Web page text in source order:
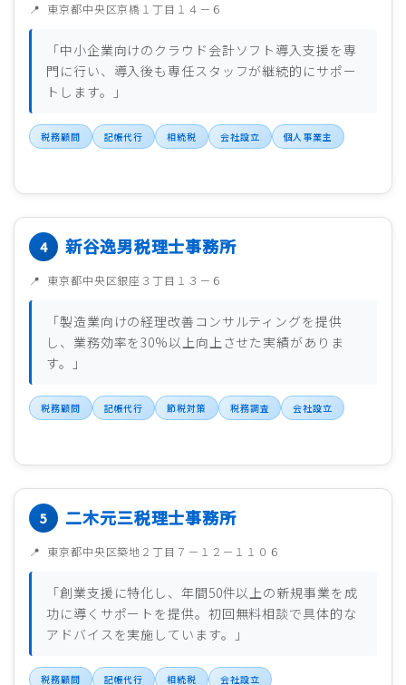
東京都中央区京橋１丁目１４－６
「中小企業向けのクラウド会計ソフト導入支援を専
門に行い、導入後も専任スタッフが継続的にサポー
トします。」
税務顧問 記帳代行 相続税 会社設立 個人事業主
新谷逸男税理士事務所
東京都中央区銀座３丁目１３－６
「製造業向けの経理改善コンサルティングを提供
し、業務効率を30%以上向上させた実績がありま
す。」
税務顧問 記帳代行 節税対策 税務調査 会社設立
二木元三税理士事務所
東京都中央区築地２丁目７－１２－１１０６
「創業支援に特化し、年間50件以上の新規事業を成
功に導くサポートを提供。初回無料相談で具体的な
アドバイスを実施しています。」
税務顧問 記帳代行 相続税 会社設立